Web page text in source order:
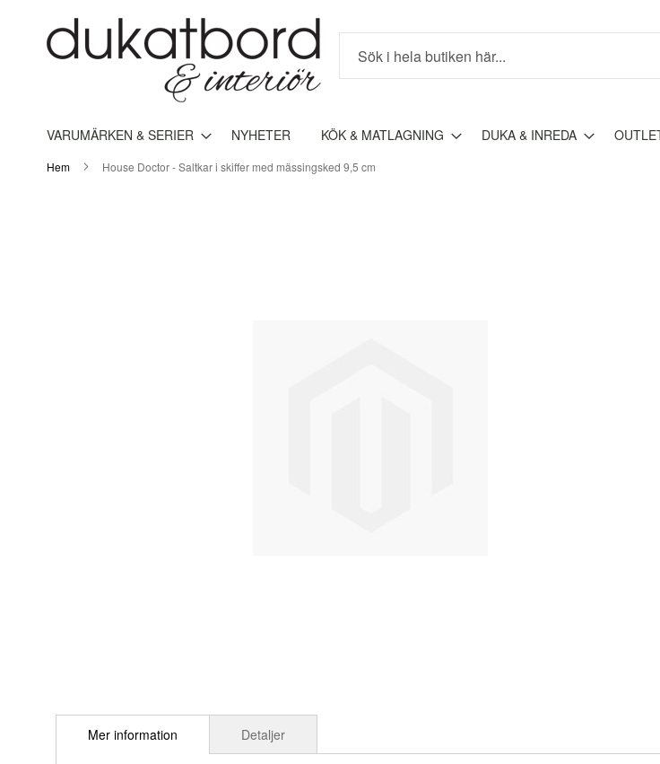
Sök
VARUMÄRKEN & SERIER NYHETER KÖK & MATLAGNING DUKA & INREDA
Hem House Doctor - Saltkar i skiffer med mässingsked 9,5 cm
till
börjanMer information Detaljer